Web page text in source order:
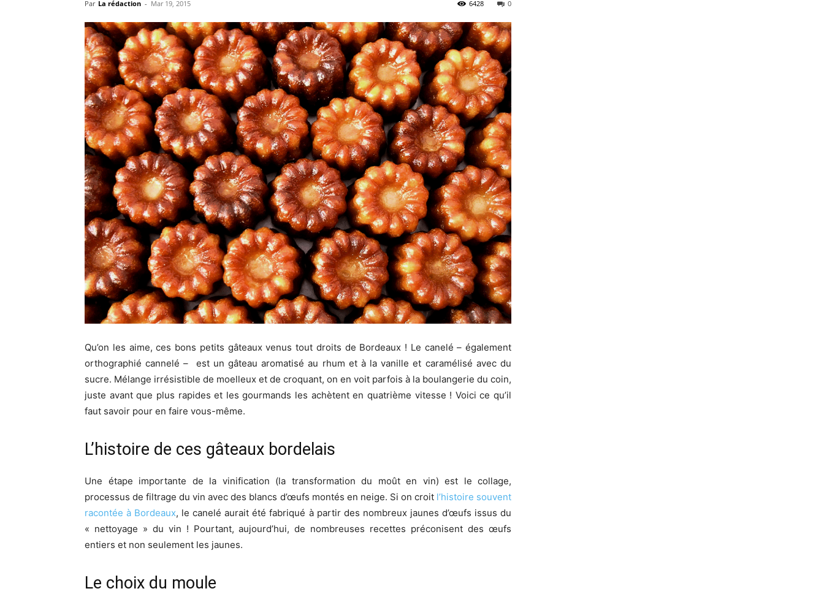
Par La rédaction - Mar 19, 2015 0
6428
Qu’on les aime, ces bons petits gâteaux venus tout droits de Bordeaux ! Le canelé – également
orthographié cannelé – est un gâteau aromatisé au rhum et à la vanille et caramélisé avec du
sucre. Mélange irrésistible de moelleux et de croquant, on en voit parfois à la boulangerie du coin,
juste avant que plus rapides et les gourmands les achètent en quatrième vitesse ! Voici ce qu’il
faut savoir pour en faire vous-même.
L’histoire de ces gâteaux bordelais
Une étape importante de la vinification (la transformation du moût en vin) est le collage,
processus de filtrage du vin avec des blancs d’œufs montés en neige. Si on croit l’histoire souvent
racontée à Bordeaux, le canelé aurait été fabriqué à partir des nombreux jaunes d’œufs issus du
« nettoyage » du vin ! Pourtant, aujourd’hui, de nombreuses recettes préconisent des œufs
entiers et non seulement les jaunes.
Le choix du moule